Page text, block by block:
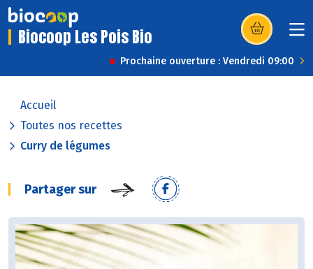
Biocoop Les Pois Bio (s’ouvre dans
Prochaine ouverture : Vendredi 09:00
Accueil
Toutes nos recettes
Curry de légumes
Partager sur